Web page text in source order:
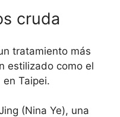
cruda
tratamiento más
estilizado como el
Taipei.
(Nina Ye), una